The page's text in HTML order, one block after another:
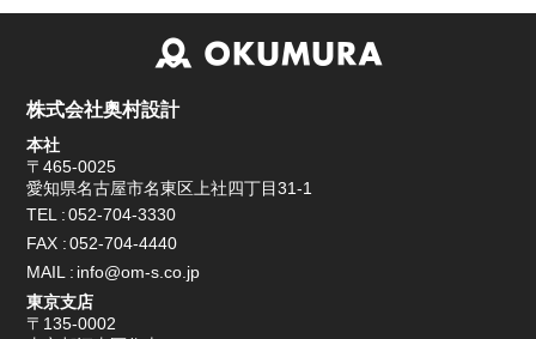
株式会社奥村設計
本社
〒465-0025
愛知県名古屋市名東区上社四丁目31-1
TEL
052-704-3330
FAX
052-704-4440
MAIL
info@om-s.co.jp
東京支店
〒135-0002